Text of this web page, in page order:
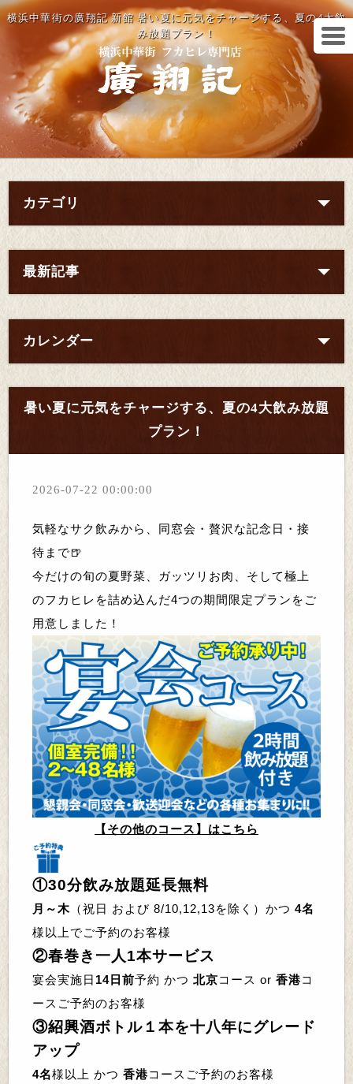
横浜中華街の廣翔記 新館 暑い夏に元気をチャージする、夏の4大飲
み放題プラン！
カテゴリ
最新記事
カレンダー
暑い夏に元気をチャージする、夏の4大飲み放題
プラン！
2026-07-22 00:00:00
気軽なサク飲みから、同窓会・贅沢な記念日・接
待まで🍺
今だけの旬の夏野菜、ガッツリお肉、そして極上
のフカヒレを詰め込んだ4つの期間限定プランをご
用意しました！
【その他のコース】はこちら
①30分飲み放題延長無料
月～木 （祝日 および 8/10,12,13を除く ）かつ4名
様以上でご予約のお客様
②春巻き一人1本サービス
宴会実施日 14日前予約 かつ北京コース or香港コ
ースご予約のお客様
③紹興酒ボトル１本を十八年にグレード
アップ
4名様以上 かつ香港コースご予約のお客様